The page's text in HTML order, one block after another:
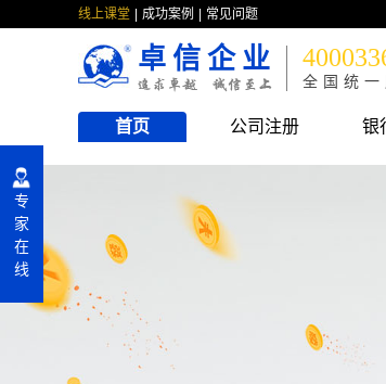
线上课堂 成功案例 常见问题
卓信企业
全国统
首页 公司注册 银
专
家
在
线